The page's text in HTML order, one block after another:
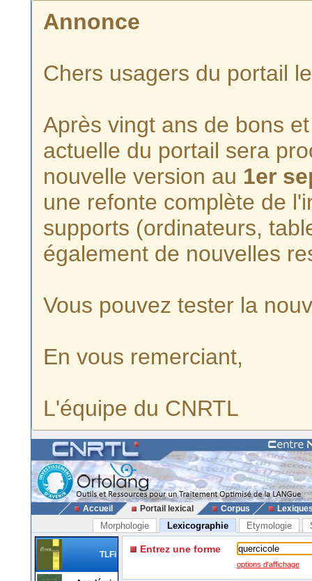
Annonce
Chers usagers du portail
Après vingt ans de bons
actuelle du portail sera
nouvelle version au 1er
une refonte complète de
supports (ordinateurs,
également de nouvelles
Vous pouvez tester la
En vous remerciant,
L'équipe du CNRTL
Accueil Portail lexical Corpus
Morphologie Lexicographie Etymologie
TLFi Entrez une forme
options d'affichage